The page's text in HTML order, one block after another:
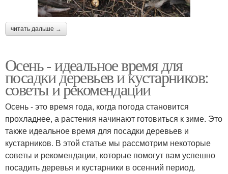
читать дальше →
Осень - идеальное время для
посадки деревьев и кустарников:
советы и рекомендации
Осень - это время года, когда погода становится
прохладнее, а растения начинают готовиться к зиме. Это
также идеальное время для посадки деревьев и
кустарников. В этой статье мы рассмотрим некоторые
советы и рекомендации, которые помогут вам успешно
посадить деревья и кустарники в осенний период.